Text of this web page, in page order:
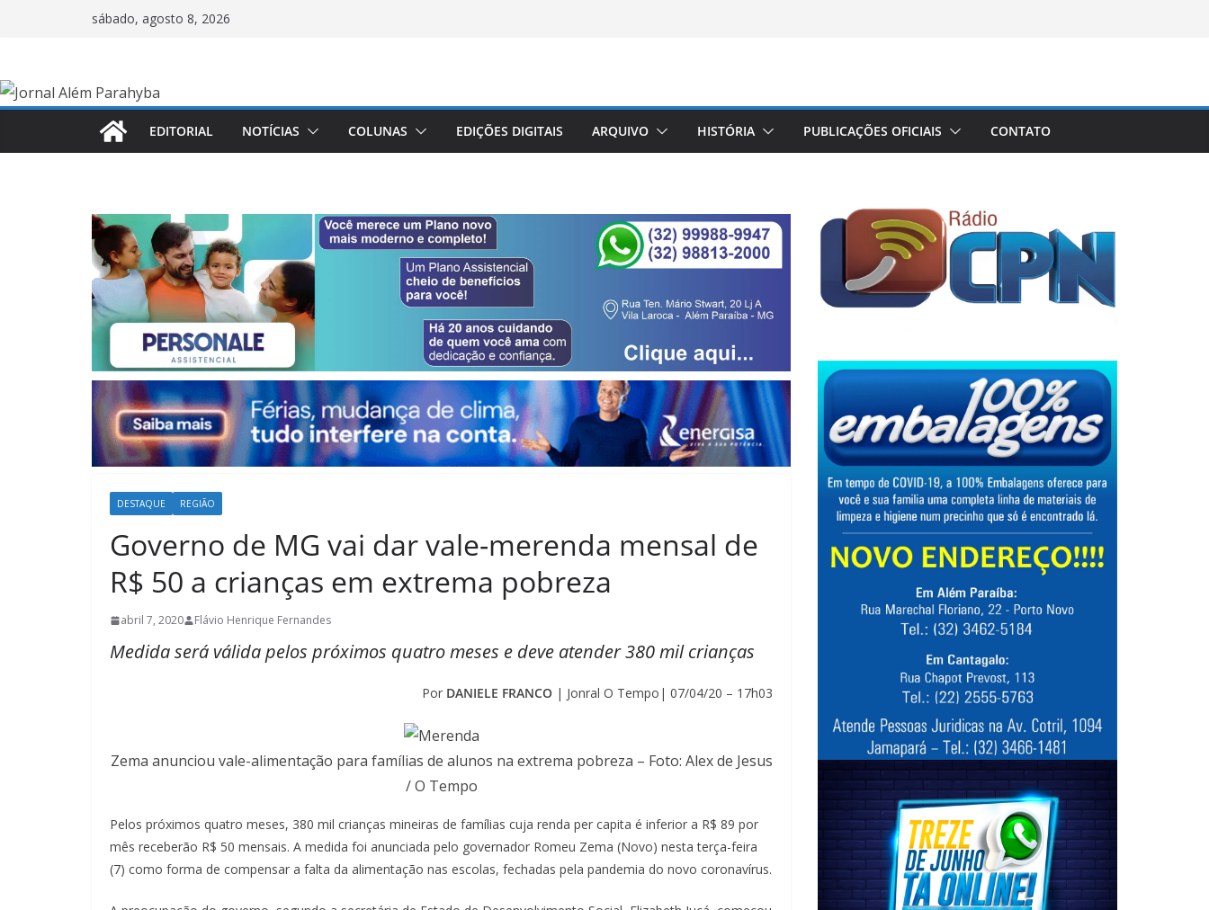
conteúdo
sábado, agosto 8, 2026
EDITORIAL NOTÍCIAS COLUNAS EDIÇÕES DIGITAIS ARQUIVO HISTÓRIA PUBLICAÇÕES OFICIAIS CONTATO
DESTAQUE REGIÃO
Governo de MG vai dar vale-merenda mensal de
R$ 50 a crianças em extrema pobreza
abril 7, 2020 Flávio Henrique Fernandes
Medida será válida pelos próximos quatro meses e deve atender 380 mil crianças
Por DANIELE FRANCO | Jonral O Tempo| 07/04/20 – 17h03
Zema anunciou vale-alimentação para famílias de alunos na extrema pobreza – Foto: Alex de Jesus
/ O Tempo
Pelos próximos quatro meses, 380 mil crianças mineiras de famílias cuja renda per capita é inferior a R$ 89 por
mês receberão R$ 50 mensais. A medida foi anunciada pelo governador Romeu Zema (Novo) nesta terça-feira
(7) como forma de compensar a falta da alimentação nas escolas, fechadas pela pandemia do novo coronavírus.